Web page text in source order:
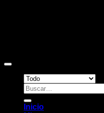
Buscar
por:
Inicio